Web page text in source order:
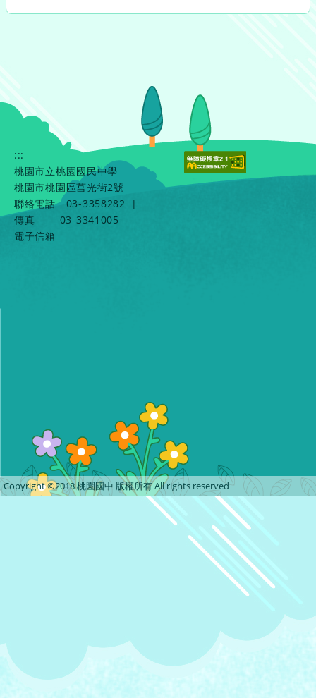
:::
桃園市立桃園國民中學
桃園市桃園區莒光街2號
聯絡電話
03-3358282
|
傳真
03-3341005
電子信箱
Copyright ©2018 桃園國中 版權所有 All rights reserved